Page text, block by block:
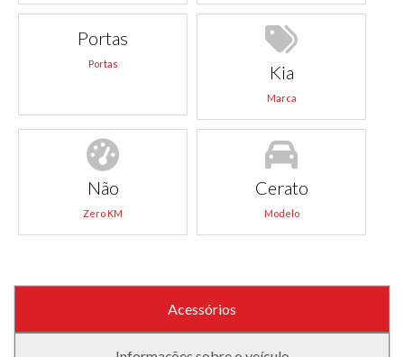
Portas
Portas Kia
Marca
Não
Zero KM
Cerato
Modelo
Acessórios